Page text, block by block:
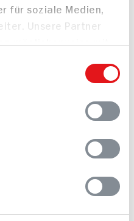
für soziale Medien,
Unsere Partner
sie im Rahmen
Haselnuss-
Preiselbeertorte für 12
503 kcal p. Portion